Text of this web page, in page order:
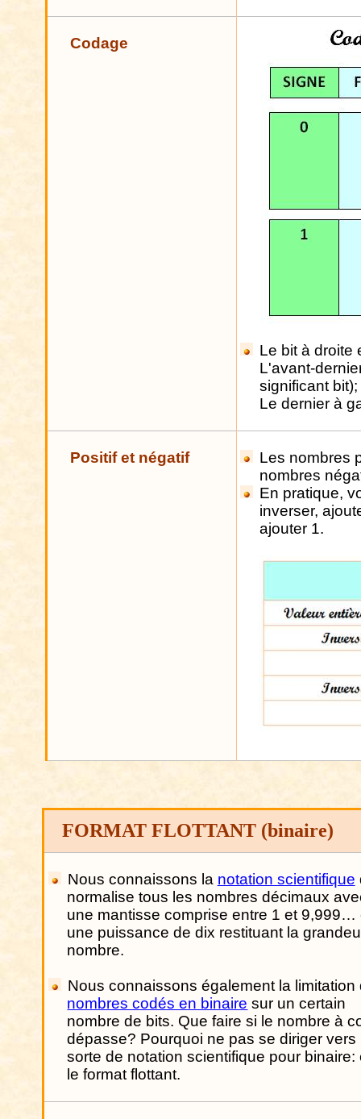
Codage
Le bit à droite
L'avant-
significant bit);
Le dernier à
Positif et négatif Les nombres
nombres
En pratique,
inverser,
ajouter 1.
FORMAT FLOTTANT (binaire)
Nous connaissons la notation scientifique
normalise tous les nombres décimaux
une mantisse comprise entre 1 et 9,999…
une puissance de dix restituant la
nombre.
Nous connaissons également la limitation
nombres codés en binaire sur un certain
nombre de bits. Que faire si le nombre à
dépasse? Pourquoi ne pas se diriger vers
sorte de notation scientifique pour binaire:
le format flottant.